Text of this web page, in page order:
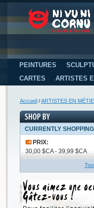
PEINTURES
CARTES
ARTISTES
Accueil /ARTISTES EN
CURRENTLY
PRIX:
30,00 $CA - 39,99 $CA